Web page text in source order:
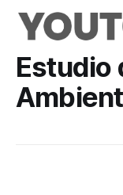
Estudio